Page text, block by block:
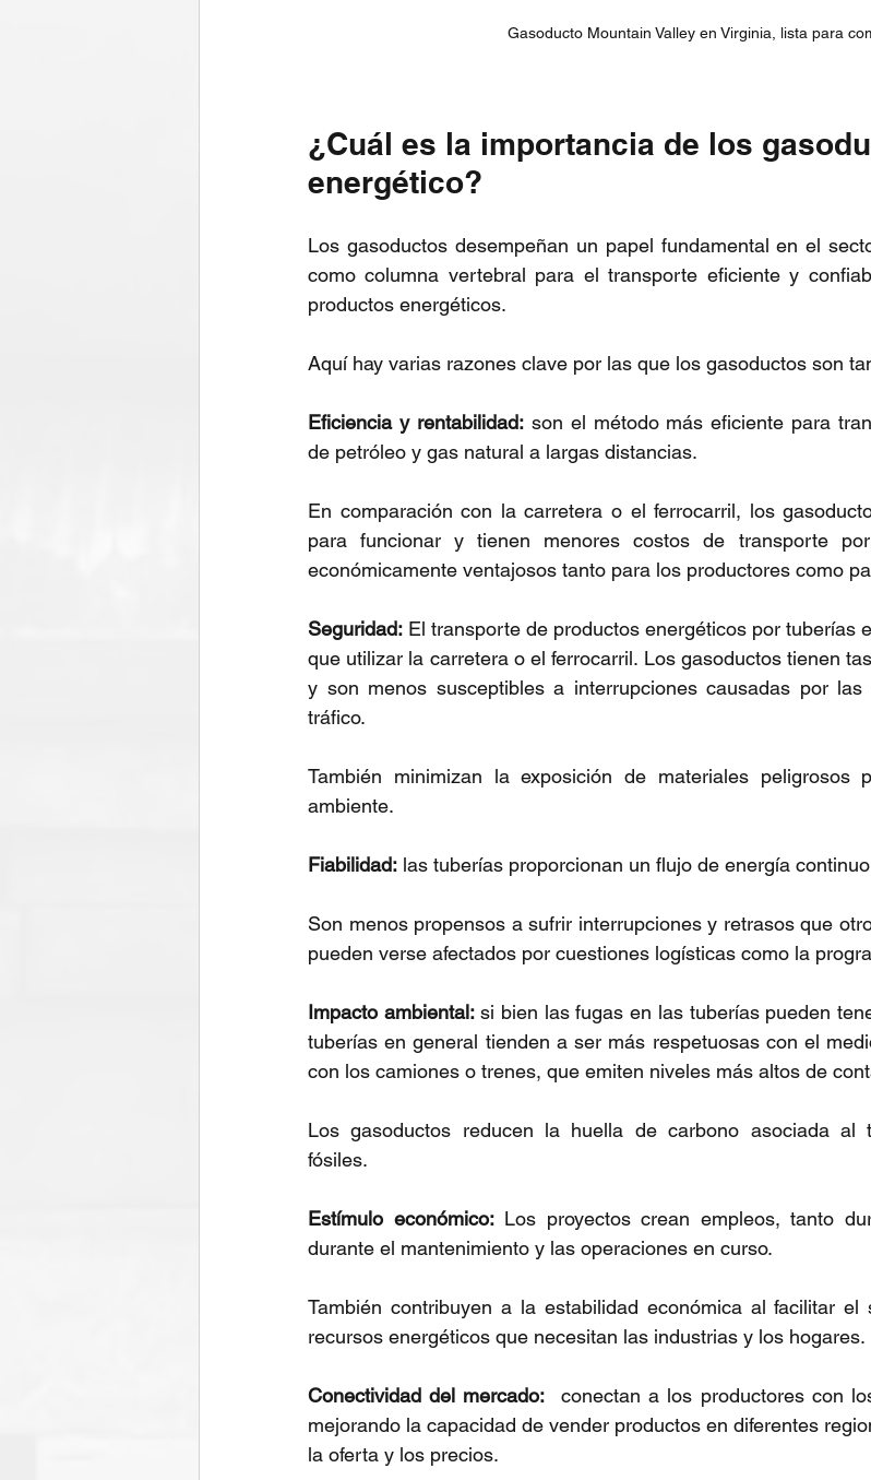
Gasoducto Mountain Valley en Virginia, lista para
¿Cuál es la importancia de los
energético?
Los gasoductos desempeñan un papel fundamental en el
como columna vertebral para el transporte eficiente y
productos energéticos.
Aquí hay varias razones clave por las que los gasoductos son
Eficiencia y rentabilidad: son el método más eficiente para
de petróleo y gas natural a largas distancias.
En comparación con la carretera o el ferrocarril, los
para funcionar y tienen menores costos de transporte
económicamente ventajosos tanto para los productores como
Seguridad: El transporte de productos energéticos por tuberías
que utilizar la carretera o el ferrocarril. Los gasoductos tienen
y son menos susceptibles a interrupciones causadas por
tráfico.
También minimizan la exposición de materiales
ambiente.
Fiabilidad: las tuberías proporcionan un flujo de energía
Son menos propensos a sufrir interrupciones y retrasos que
pueden verse afectados por cuestiones logísticas como la
Impacto ambiental: si bien las fugas en las tuberías pueden
tuberías en general tienden a ser más respetuosas con el
con los camiones o trenes, que emiten niveles más altos de
Los gasoductos reducen la huella de carbono asociada al
fósiles.
Estímulo económico: Los proyectos crean empleos, tanto
durante el mantenimiento y las operaciones en curso.
También contribuyen a la estabilidad económica al facilitar el
recursos energéticos que necesitan las industrias y los hogares.
Conectividad del mercado: conectan a los productores con
mejorando la capacidad de vender productos en diferentes
la oferta y los precios.